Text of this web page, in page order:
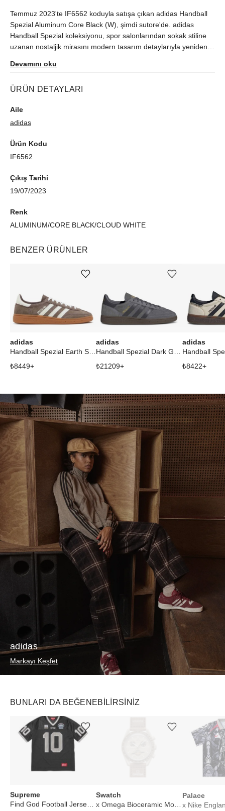
Temmuz 2023'te IF6562 koduyla satışa çıkan adidas Handball
Spezial Aluminum Core Black (W), şimdi sutore'de. adidas
Handball Spezial koleksiyonu, spor salonlarından sokak stiline
uzanan nostaljik mirasını modern tasarım detaylarıyla yeniden
geçerek gönderilir.
Devamını oku
ÜRÜN DETAYLARI
Aile
adidas
Ürün Kodu
IF6562
Çıkış Tarihi
19/07/2023
Renk
ALUMINUM/CORE BLACK/CLOUD WHITE
BENZER ÜRÜNLER
adidas
₺8449+
Ürünü istek listesine ekle veya listeden çıkar
adidas
₺21209+
Ürünü istek listesine ekle veya listeden çıkar
adidas
₺8422+
adidas
Markayı Keşfet
BUNLARI DA BEĞENEBILIRSINIZ
Supreme
Find God Football Jersey Black
Ürünü istek listesine ekle veya listeden çıkar
Swatch
Ürünü istek listesine ekle veya listeden çıkar
Palace